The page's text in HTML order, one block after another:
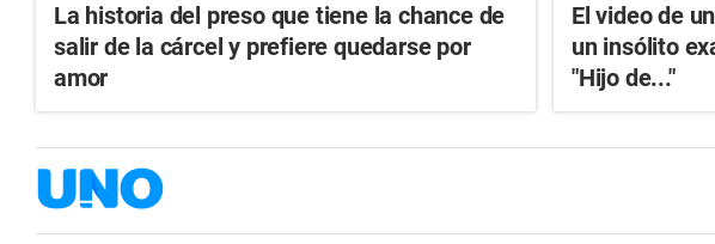
La historia del preso que tiene la chance de
salir de la cárcel y prefiere quedarse por
amor
El video de
un insólito
"Hijo de..."